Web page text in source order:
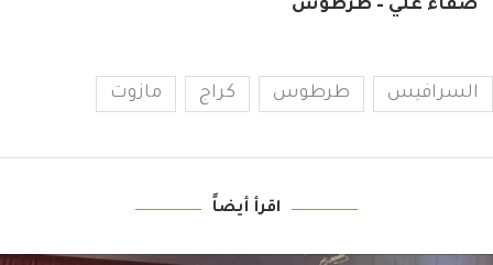
صفاء علي – طرطوس
السرافيس طرطوس كراج مازوت
اقرأ أيضاً